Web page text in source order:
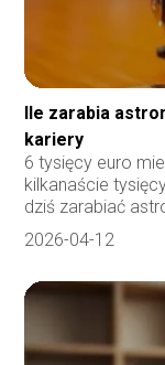
Ile zarabia
kariery
6 tysięcy euro
kilkanaście
dziś zarabiać
2026-04-12